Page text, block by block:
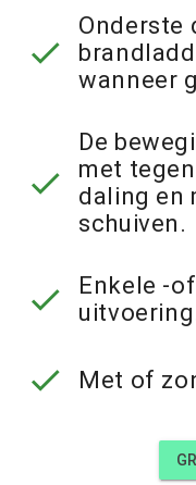
check
Onderste
wanneer
check
De
met
daling en
schuiven.
check
Enkele -
check Met of